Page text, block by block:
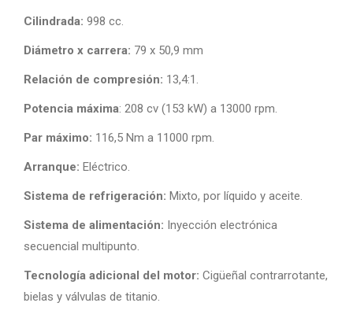
Cilindrada: 998 cc.
Diámetro x carrera: 79 x 50,9 mm
Relación de compresión: 13,4:1.
Potencia máxima: 208 cv (153 kW) a 13000 rpm.
Par máximo: 116,5 Nm a 11000 rpm.
Arranque: Eléctrico.
Sistema de refrigeración: Mixto, por líquido y aceite.
Sistema de alimentación: Inyección electrónica
secuencial multipunto.
Tecnología adicional del motor: Cigüeñal contrarrotante,
bielas y válvulas de titanio.